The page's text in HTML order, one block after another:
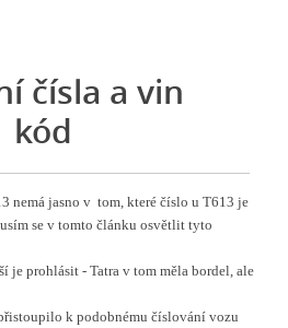
čísla a vin
kód
nemá jasno v tom, které číslo u T613 je
se v tomto článku osvětlit tyto
je prohlásit - Tatra v tom měla bordel, ale
k podobnému číslování vozu